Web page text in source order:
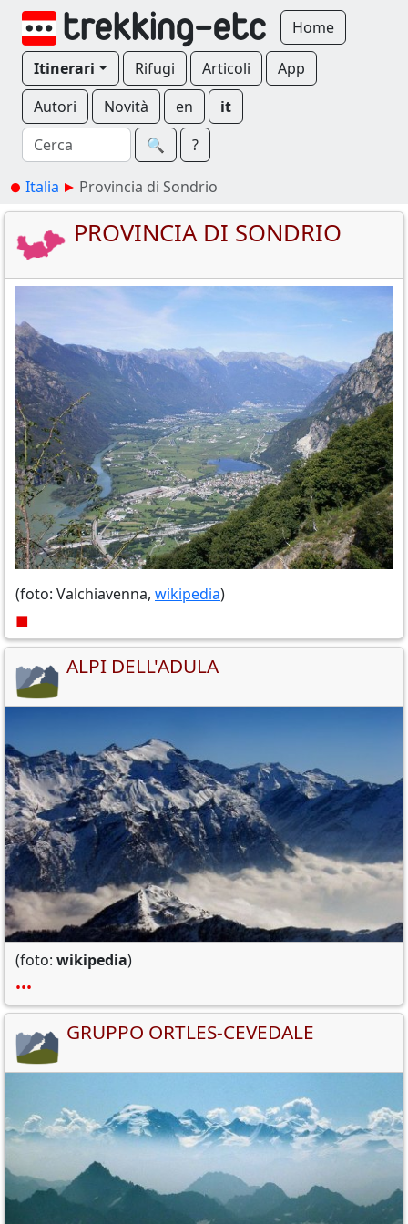
Home
Itinerari Rifugi Articoli
App
Autori
Novità en
it
🔍︎
?
Italia Provincia di Sondrio
PROVINCIA DI SONDRIO
(foto: Valchiavenna, wikipedia)
■
ALPI DELL'ADULA
(foto: wikipedia)
•••
GRUPPO ORTLES-CEVEDALE